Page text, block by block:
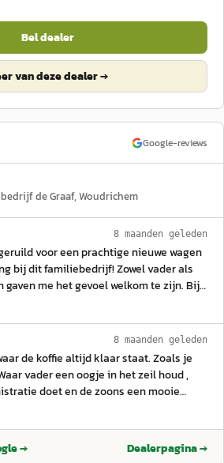
Bel dealer
van deze dealer →
Google-reviews
de Graaf, Woudrichem
8 maanden geleden
voor een prachtige nieuwe wagen
bij dit familiebedrijf! Zowel vader als
auto zelfs klaar met een strik
8 maanden geleden
de koffie altijd klaar staat. Zoals je
doet en de zoons een mooie
→ Dealerpagina →